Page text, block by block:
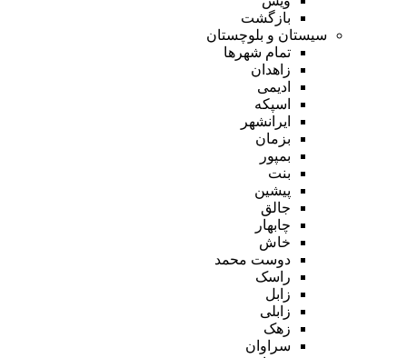
بازگشت
سیستان و بلوچستان
تمام شهر‌ها
زاهدان
ادیمی
اسپکه
ایرانشهر
بزمان
بمپور
بنت
پیشین
جالق
چابهار
خاش
دوست محمد
راسک
زابل
زابلی
زهک
سراوان